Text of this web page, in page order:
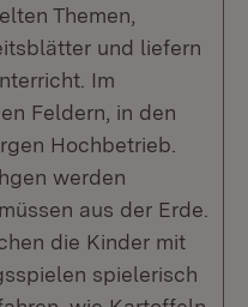
Themen,
und liefern
Im
Feldern, in den
Hochbetrieb.
werden
aus der Erde.
die Kinder mit
spielerisch